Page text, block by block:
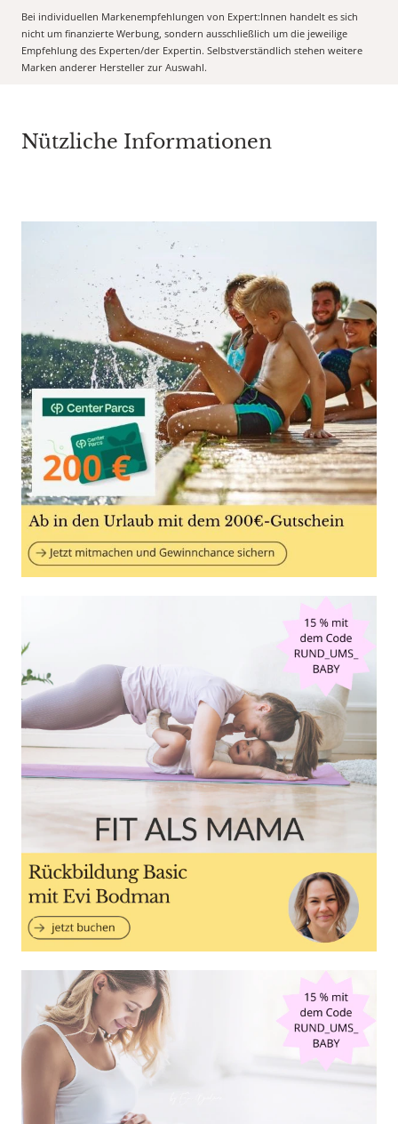
Bei individuellen Markenempfehlungen von Expert:Innen handelt es sich
nicht um finanzierte Werbung, sondern ausschließlich um die jeweilige
Empfehlung des Experten/der Expertin. Selbstverständlich stehen weitere
Marken anderer Hersteller zur Auswahl.
Nützliche Informationen